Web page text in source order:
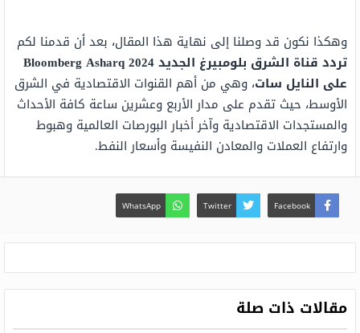
وهكذا نكون قد وصلنا إلى نهاية هذا المقال، بعد أن قدمنا لكم
تردد قناة الشرق بلومبيرغ الجديد2024
Bloomberg Asharq
على النايل سات، وهي من أهم القنوات الاقتصادية في الشرق
الأوسط، حيث تقدم على مدار الأربع وعشرين ساعة كافة الأحداث
والمستجدات الاقتصادية وآخر أخبار البورصات العالمية وهبوط
وارتفاع العملات والمعادن النفيسة وأسعار النفط.
Facebook
Twitter
WhatsApp
مقالات ذات صلة